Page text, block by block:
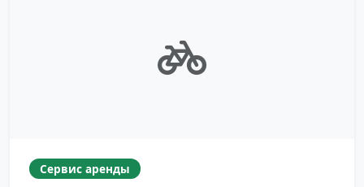
Сервис аренды